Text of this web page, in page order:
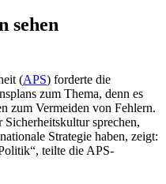
sehen
(APS) forderte die
zum Thema, denn es
zum Vermeiden von Fehlern.
Sicherheitskultur sprechen,
Strategie haben, zeigt:
teilte die APS-